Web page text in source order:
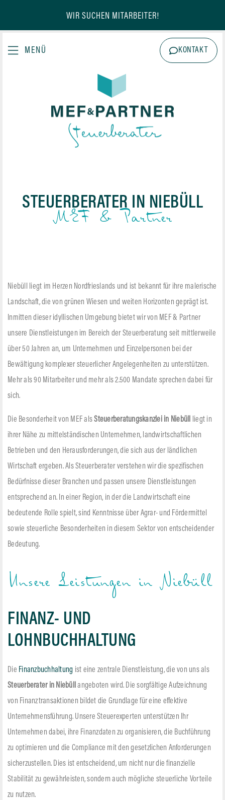
WIR SUCHEN MITARBEITER!
KONTAKT
STEUERBERATER IN NIEBÜLL
MEF & Partner
Niebüll liegt im Herzen Nordfrieslands und ist bekannt für ihre malerische
Landschaft, die von grünen Wiesen und weiten Horizonten geprägt ist.
Inmitten dieser idyllischen Umgebung bietet wir von MEF & Partner
unsere Dienstleistungen im Bereich der Steuerberatung seit mittlerweile
über 50 Jahren an, um Unternehmen und Einzelpersonen bei der
Bewältigung komplexer steuerlicher Angelegenheiten zu unterstützen.
Mehr als 90 Mitarbeiter und mehr als 2.500 Mandate sprechen dabei für
sich.
Die Besonderheit von MEF alsSteuerberatungskanzlei in Niebüll liegt in
ihrer Nähe zu mittelständischen Unternehmen, landwirtschaftlichen
Betrieben und den Herausforderungen, die sich aus der ländlichen
Wirtschaft ergeben. Als Steuerberater verstehen wir die spezifischen
Bedürfnisse dieser Branchen und passen unsere Dienstleistungen
entsprechend an. In einer Region, in der die Landwirtschaft eine
bedeutende Rolle spielt, sind Kenntnisse über Agrar- und Fördermittel
sowie steuerliche Besonderheiten in diesem Sektor von entscheidender
Bedeutung.
Unsere Leistungen in Niebüll
FINANZ- UND
LOHNBUCHHALTUNG
Die Finanzbuchhaltung ist eine zentrale Dienstleistung, die von uns als
Steuerberater in Niebüllangeboten wird. Die sorgfältige Aufzeichnung
von Finanztransaktionen bildet die Grundlage für eine effektive
Unternehmensführung. Unsere Steuerexperten unterstützen Ihr
Unternehmen dabei, ihre Finanzdaten zu organisieren, die Buchführung
zu optimieren und die Compliance mit den gesetzlichen Anforderungen
sicherzustellen. Dies ist entscheidend, um nicht nur die finanzielle
Stabilität zu gewährleisten, sondern auch mögliche steuerliche Vorteile
zu nutzen.